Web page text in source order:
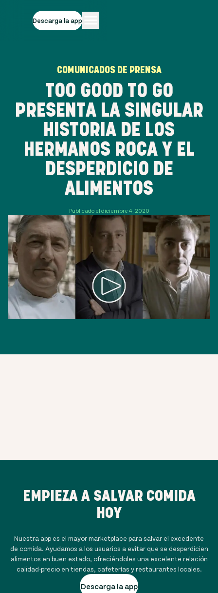
Descarga la app
COMUNICADOS DE PRENSA
TOO GOOD TO GO
PRESENTA LA SINGULAR
HISTORIA DE LOS
HERMANOS ROCA Y EL
DESPERDICIO DE
ALIMENTOS
Publicado el diciembre 4, 2020
EMPIEZA A SALVAR COMIDA
HOY
Nuestra app es el mayor marketplace para salvar el excedente
de comida. Ayudamos a los usuarios a evitar que se desperdicien
alimentos en buen estado, ofreciéndoles una excelente relación
calidad-precio en tiendas, cafeterías y restaurantes locales.
Descarga la app